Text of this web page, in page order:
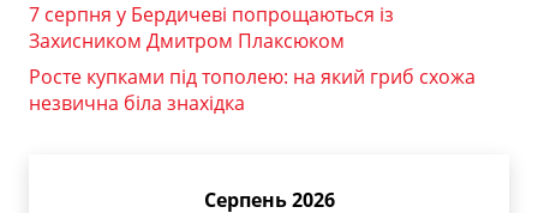
7 серпня у Бердичеві попрощаються із
Захисником Дмитром Плаксюком
Росте купками під тополею: на який гриб схожа
незвична біла знахідка
Серпень 2026